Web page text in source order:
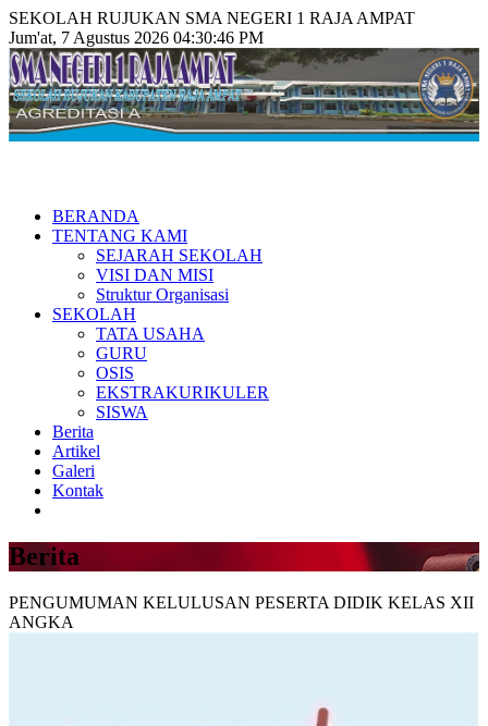
SEKOLAH RUJUKAN SMA NEGERI 1 RAJA AMPAT
Jum'at, 7 Agustus 2026 04:30:48 PM
BERANDA
TENTANG KAMI
SEJARAH SEKOLAH
VISI DAN MISI
Struktur Organisasi
SEKOLAH
TATA USAHA
GURU
OSIS
EKSTRAKURIKULER
SISWA
Berita
Artikel
Galeri
Kontak
Berita
PENGUMUMAN KELULUSAN PESERTA DIDIK KELAS XII
ANGKA